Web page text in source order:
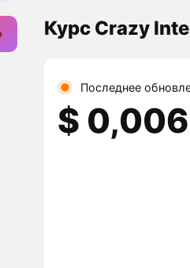
Курс Crazy
Последнее
$